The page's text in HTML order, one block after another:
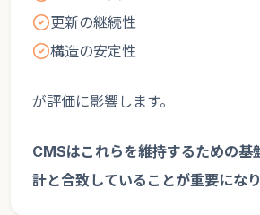
更新の継続性
構造の安定性
が評価に影響します。
CMSはこれらを維持するための基
計と合致していることが重要になり